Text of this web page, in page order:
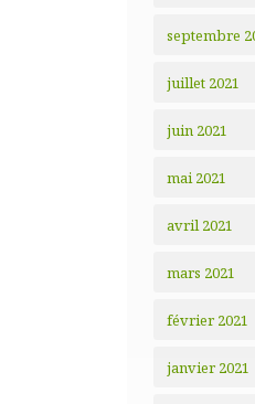
septembre
juillet 2021
juin 2021
mai 2021
avril 2021
mars 2021
février 2021
janvier 2021